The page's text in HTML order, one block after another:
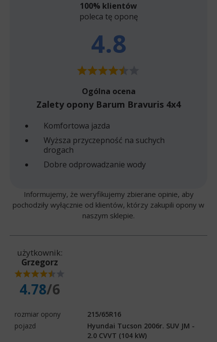
100% klientów
poleca tę oponę
4.8
Ogólna ocena
Zalety opony Barum Bravuris 4x4
Komfortowa jazda
Wyższa przyczepność na suchych
drogach
Dobre odprowadzanie wody
Informujemy, że weryfikujemy zbierane opinie, aby
pochodziły wyłącznie od klientów, którzy zakupili opony w
naszym sklepie.
użytkownik:
Grzegorz
4.78/6
rozmiar opony
215/65R16
pojazd
Hyundai Tucson 2006r. SUV JM -
2.0 CVVT (104 kW)